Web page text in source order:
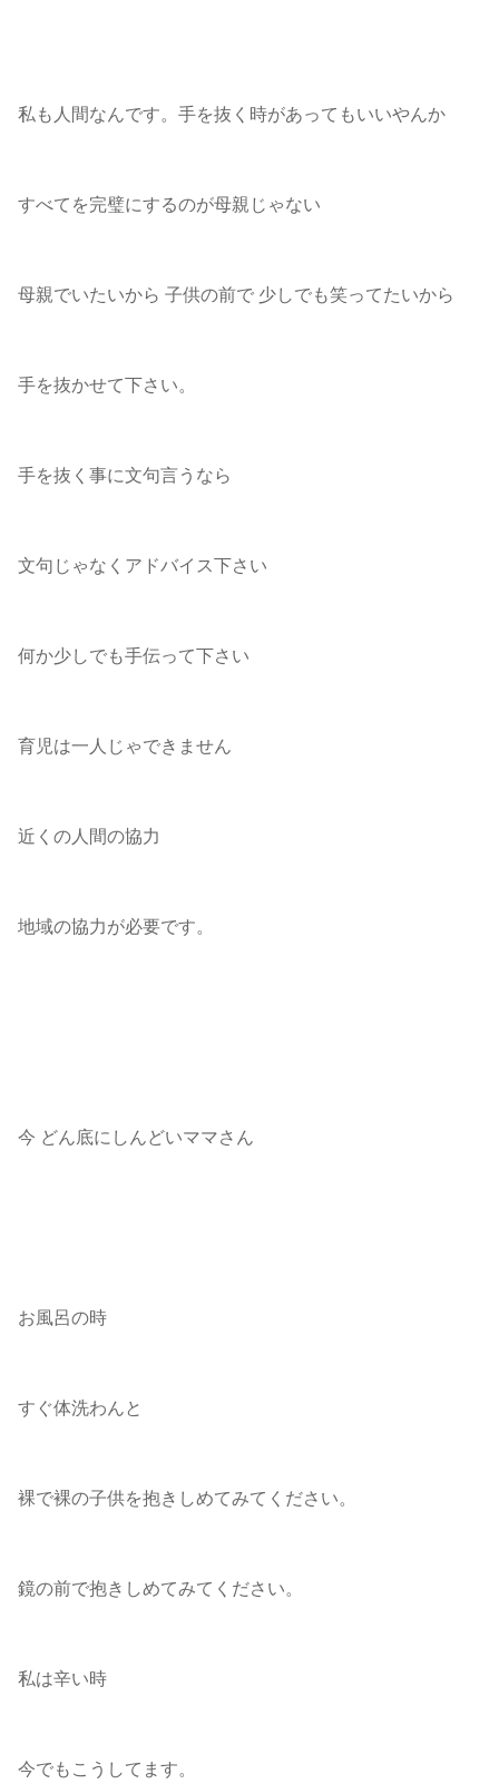
私も人間なんです。手を抜く時があってもいいやんか
すべてを完璧にするのが母親じゃない
母親でいたいから 子供の前で 少しでも笑ってたいから
手を抜かせて下さい。
手を抜く事に文句言うなら
文句じゃなくアドバイス下さい
何か少しでも手伝って下さい
育児は一人じゃできません
近くの人間の協力
地域の協力が必要です。
今 どん底にしんどいママさん
お風呂の時
すぐ体洗わんと
裸で裸の子供を抱きしめてみてください。
鏡の前で抱きしめてみてください。
私は辛い時
今でもこうしてます。